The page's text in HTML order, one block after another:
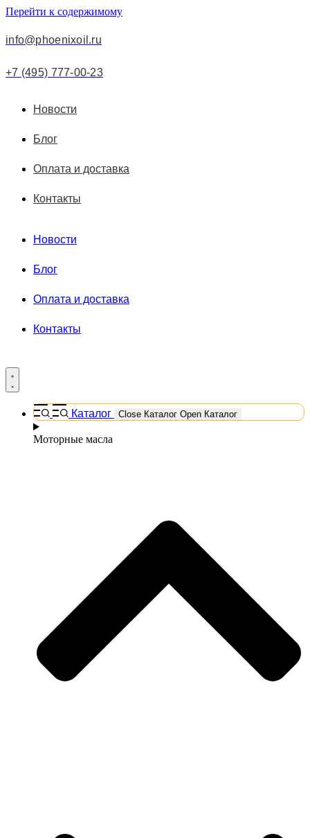
Перейти к содержимому
info@phoenixoil.ru
+7 (495) 777-00-23
Новости
Блог
Оплата и доставка
Контакты
Новости
Блог
Оплата и доставка
Контакты
Каталог Close Каталог Open Каталог
Моторные масла